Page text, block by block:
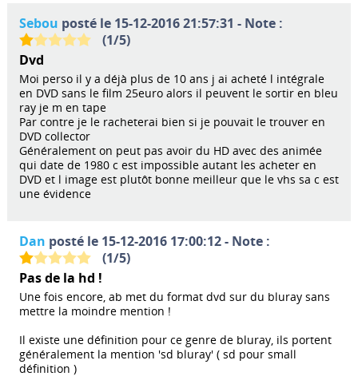
Sebou posté le 15-12-2016 21:57:31 - Note :
(1/5)
Dvd
Moi perso il y a déjà plus de 10 ans j ai acheté l intégrale
en DVD sans le film 25euro alors il peuvent le sortir en bleu
ray je m en tape
Par contre je le racheterai bien si je pouvait le trouver en
DVD collector
Généralement on peut pas avoir du HD avec des animée
qui date de 1980 c est impossible autant les acheter en
DVD et l image est plutôt bonne meilleur que le vhs sa c est
une évidence
Dan posté le 15-12-2016 17:00:12 - Note :
(1/5)
Pas de la hd !
Une fois encore, ab met du format dvd sur du bluray sans
mettre la moindre mention !
Il existe une définition pour ce genre de bluray, ils portent
généralement la mention 'sd bluray' ( sd pour small
définition )